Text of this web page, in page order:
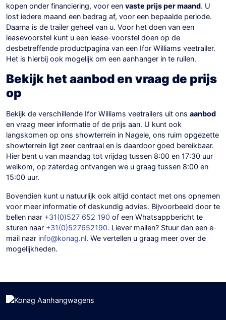
kopen onder financiering, voor een vaste prijs per maand. U
lost iedere maand een bedrag af, voor een bepaalde periode.
Daarna is de trailer geheel van u. Voor het doen van een
leasevoorstel kunt u een lease-voorstel doen op de
desbetreffende productpagina van een Ifor Williams veetrailer.
Het is hierbij ook mogelijk om een aanhanger in te ruilen.
Bekijk het aanbod en vraag de prijs
op
Bekijk de verschillende Ifor Williams veetrailers uit ons aanbod
en vraag meer informatie of de prijs aan. U kunt ook
langskomen op ons showterrein in Nagele, ons ruim opgezette
showterrein ligt zeer centraal en is daardoor goed bereikbaar.
Hier bent u van maandag tot vrijdag tussen 8:00 en 17:30 uur
welkom, op zaterdag ontvangen we u graag tussen 8:00 en
15:00 uur.
Bovendien kunt u natuurlijk ook altijd contact met ons opnemen
voor meer informatie of deskundig advies. Bijvoorbeeld door te
bellen naar +31(0)527 652 190 of een Whatsappbericht te
sturen naar +31(0)527652190. Liever mailen? Stuur dan een e-
mail naar info@konag.nl. We vertellen u graag meer over de
mogelijkheden.